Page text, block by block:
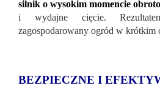
silnik o wysokim momencie
i wydajne cięcie.
zagospodarowany ogród w krótkim
BEZPIECZNE I